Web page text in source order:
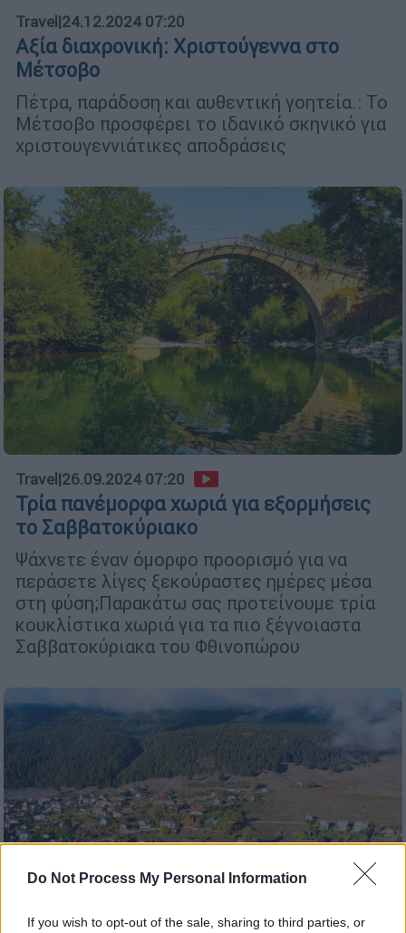
Do Not Process My Personal Information
If you wish to opt-out of the sale, sharing to third parties, or
Travel |24.12.2024 07:20
Αξία διαχρονική: Χριστούγεννα στο
Μέτσοβο
Πέτρα, παράδοση και αυθεντική γοητεία.: Το
Μέτσοβο προσφέρει το ιδανικό σκηνικό για
χριστουγεννιάτικες αποδράσεις
Travel |26.09.2024 07:20
Τρία πανέμορφα χωριά για εξορμήσεις
το Σαββατοκύριακο
Ψάχνετε έναν όμορφο προορισμό για να
περάσετε λίγες ξεκούραστες ημέρες μέσα
στη φύση;Παρακάτω σας προτείνουμε τρία
κουκλίστικα χωριά για τα πιο ξέγνοιαστα
Σαββατοκύριακα του Φθινοπώρου